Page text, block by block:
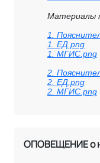
Материалы
1.
1. ЕД.png
1. МГИС.png
2.
2. ЕД.png
2. МГИС.png
ОПОВЕЩЕНИЕ о